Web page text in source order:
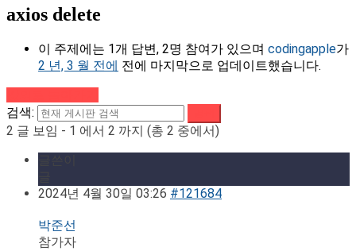
axios delete
이 주제에는 1개 답변, 2명 참여가 있으며 codingapple가
2 년, 3 월 전에 전에 마지막으로 업데이트했습니다.
검색:
2 글 보임 - 1 에서 2 까지 (총 2 중에서)
2024년 4월 30일 03:26 #121684
박준선
참가자